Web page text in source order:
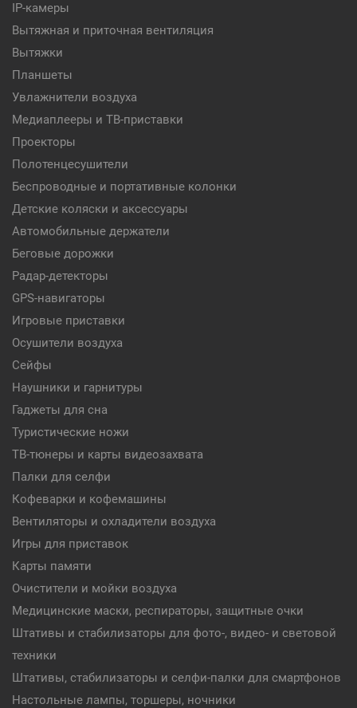
IP-камеры
Вытяжная и приточная вентиляция
Вытяжки
Планшеты
Увлажнители воздуха
Медиаплееры и ТВ-приставки
Проекторы
Полотенцесушители
Беспроводные и портативные колонки
Детские коляски и аксессуары
Автомобильные держатели
Беговые дорожки
Радар-детекторы
GPS-навигаторы
Игровые приставки
Осушители воздуха
Сейфы
Наушники и гарнитуры
Гаджеты для сна
Туристические ножи
ТВ-тюнеры и карты видеозахвата
Палки для селфи
Кофеварки и кофемашины
Вентиляторы и охладители воздуха
Игры для приставок
Карты памяти
Очистители и мойки воздуха
Медицинские маски, респираторы, защитные очки
Штативы и стабилизаторы для фото-, видео- и световой
техники
Штативы, стабилизаторы и селфи-палки для смартфонов
Настольные лампы, торшеры, ночники